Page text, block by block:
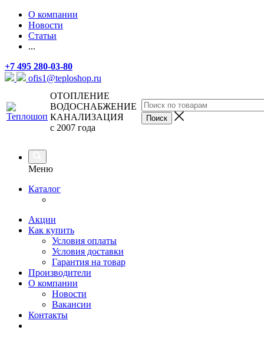
О компании
Новости
Статьи
...
+7 495 280-03-80
ofis1@teploshop.ru
ОТОПЛЕНИЕ
ВОДОСНАБЖЕНИЕ
КАНАЛИЗАЦИЯ
с 2007 года
Меню
Каталог
Акции
Как купить
Условия оплаты
Условия доставки
Гарантия на товар
Производители
О компании
Новости
Вакансии
Контакты